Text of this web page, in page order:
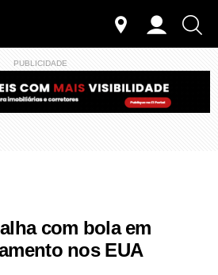
PUBLICIDADE
com bola em
nos EUA